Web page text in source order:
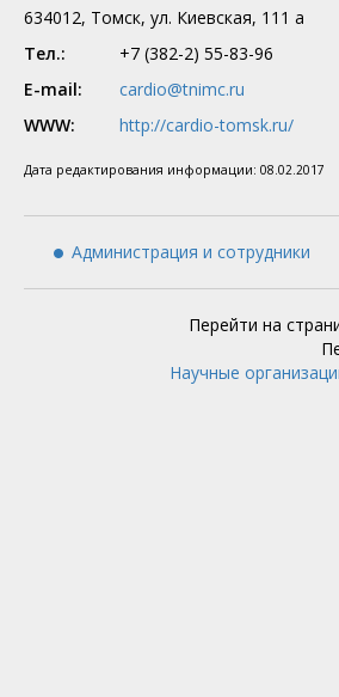
634012, Томск, ул. Киевская, 111 а
Тел.:
+7 (382-2) 55-83-96
E-mail:
cardio@tnimc.ru
WWW:
http://cardio-tomsk.ru/
Дата редактирования информации: 08.02.2017
Администрация и сотрудники
Перейти на
Научные